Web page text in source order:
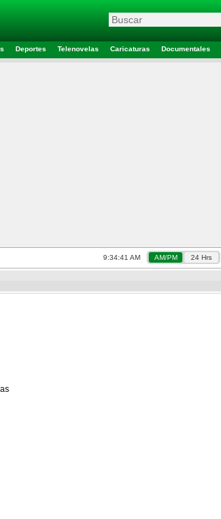
Deportes Telenovelas Caricaturas Documentales
9:34:42 AM AM/PM 24 Hrs